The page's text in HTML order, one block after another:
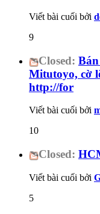
Viết bài cuối bởi
9
Closed:
Mitutoyo, cờ
http://for
Viết bài cuối bởi
10
Closed:
Viết bài cuối bởi
5